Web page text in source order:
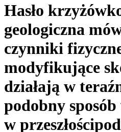
Hasło
geologiczna
czynniki
modyfikujące
działają w
podobny
w przeszłości